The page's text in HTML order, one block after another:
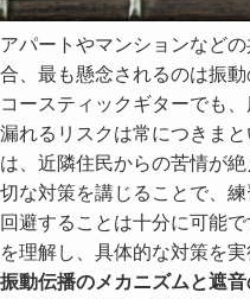
アパートやマンションなど
合、最も懸念されるのは振
コースティックギターでも
漏れるリスクは常につきま
は、近隣住民からの苦情が
切な対策を講じることで、
回避することは十分に可能
を理解し、具体的な対策を
振動伝播のメカニズムと遮